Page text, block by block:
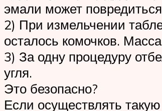
эмали может
2) При измельчении
осталось комочков.
3) За одну процедуру
угля.
Это безопасно?
Если осуществлять